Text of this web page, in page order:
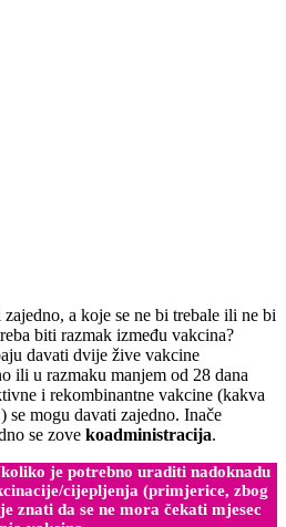
a koje se ne bi trebale ili ne bi
biti razmak između vakcina?
davati dvije žive vakcine
ili u razmaku manjem od 28 dana
i rekombinantne vakcine (kakva
mogu davati zajedno. Inače
se zove koadministracija.
je potrebno uraditi nadoknadu
cijepljenja (primjerice, zbog
znati da se ne mora čekati mjesec